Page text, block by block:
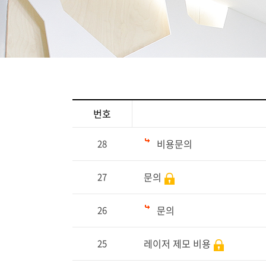
번호
28 비용문의
27 문의
26 문의
25 레이저 제모 비용